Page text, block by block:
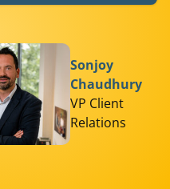
Sonjoy
Chaudhury
VP Client
Relations